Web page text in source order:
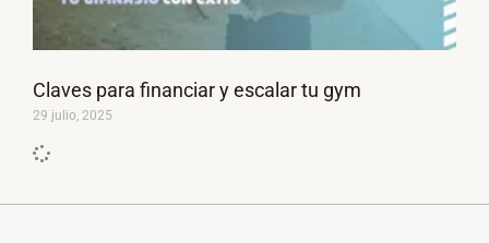
Claves para financiar y escalar tu gym
29 julio, 2025